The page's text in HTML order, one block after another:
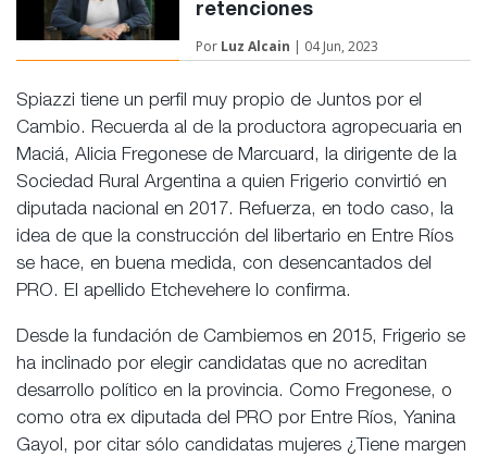
retenciones
Por Luz Alcain | 04 Jun, 2023
Spiazzi tiene un perfil muy propio de Juntos por el
Cambio. Recuerda al de la productora agropecuaria en
Maciá, Alicia Fregonese de Marcuard, la dirigente de la
Sociedad Rural Argentina a quien Frigerio convirtió en
diputada nacional en 2017. Refuerza, en todo caso, la
idea de que la construcción del libertario en Entre Ríos
se hace, en buena medida, con desencantados del
PRO. El apellido Etchevehere lo confirma.
Desde la fundación de Cambiemos en 2015, Frigerio se
ha inclinado por elegir candidatas que no acreditan
desarrollo político en la provincia. Como Fregonese, o
como otra ex diputada del PRO por Entre Ríos, Yanina
Gayol, por citar sólo candidatas mujeres ¿Tiene margen